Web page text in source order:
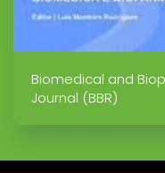
Biomedical and
Journal (BBR)